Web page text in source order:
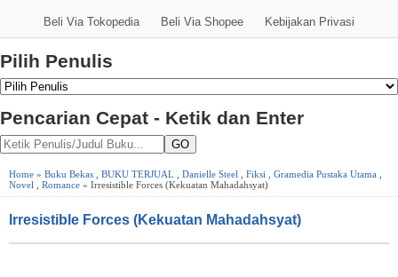
Beli Via Tokopedia Beli Via Shopee Kebijakan Privasi
Pilih Penulis
Pencarian Cepat - Ketik dan Enter
GO
Home » Buku Bekas BUKU TERJUAL Danielle Steel Fiksi Gramedia Pustaka Utama
Novel
Romance » Irresistible Forces (Kekuatan Mahadahsyat)
Irresistible Forces (Kekuatan Mahadahsyat)